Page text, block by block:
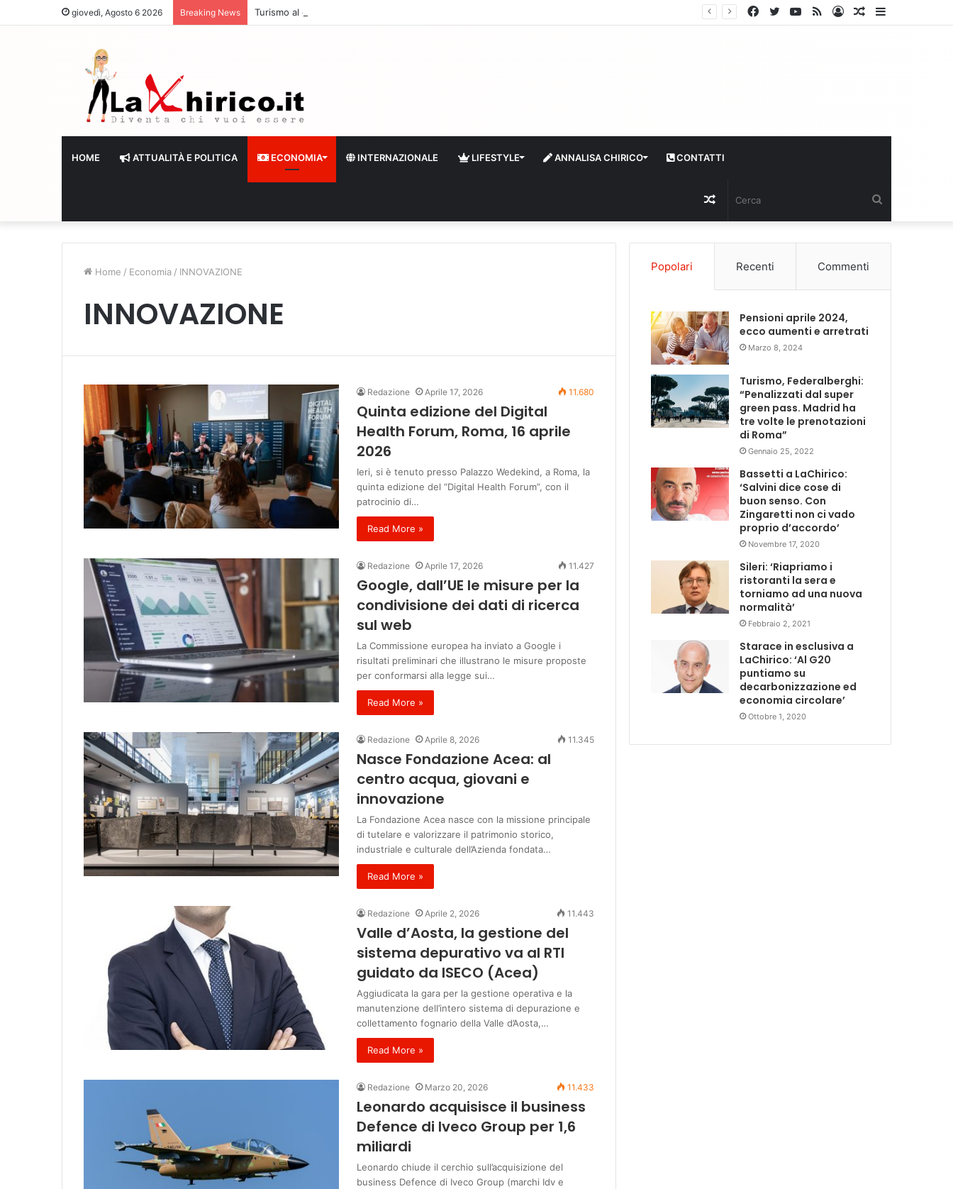
giovedì, Agosto 6 2026 Breaking News Turismo al giro di boa: sempre più stranieri in Riviera
Articolo
Log
RSS
YouTube
Twitter
Facebook
HOME ATTUALITÀ E POLITICA ECONOMIA INTERNAZIONALE LIFESTYLE ANNALISA CHIRICO CONTATTI
Articolo
casuale
Home / Economia / INNOVAZIONE
INNOVAZIONE
Redazione Aprile 17, 2026 11.680
Quinta edizione del Digital
Health Forum, Roma, 16 aprile
2026
Ieri, si è tenuto presso Palazzo Wedekind, a Roma, la
quinta edizione del “Digital Health Forum”, con il
patrocinio di…
Read More »
Redazione Aprile 17, 2026 11.427
Google, dall’UE le misure per la
condivisione dei dati di ricerca
sul web
La Commissione europea ha inviato a Google i
risultati preliminari che illustrano le misure proposte
per conformarsi alla legge sui…
Read More »
Redazione Aprile 8, 2026 11.345
Nasce Fondazione Acea: al
centro acqua, giovani e
innovazione
La Fondazione Acea nasce con la missione principale
di tutelare e valorizzare il patrimonio storico,
industriale e culturale dell’Azienda fondata…
Read More »
Redazione Aprile 2, 2026 11.443
Valle d’Aosta, la gestione del
sistema depurativo va al RTI
guidato da ISECO (Acea)
Aggiudicata la gara per la gestione operativa e la
manutenzione dell’intero sistema di depurazione e
collettamento fognario della Valle d’Aosta,…
Read More »
Redazione Marzo 20, 2026 11.433
Leonardo acquisisce il business
Defence di Iveco Group per 1,6
miliardi
Leonardo chiude il cerchio sull’acquisizione del
business Defence di Iveco Group (marchi Idv e
Popolari Recenti Commenti
Pensioni aprile 2024,
ecco aumenti e arretrati
Marzo 8, 2024
Turismo, Federalberghi:
“Penalizzati dal super
green pass. Madrid ha
tre volte le prenotazioni
di Roma”
Gennaio 25, 2022
Bassetti a LaChirico:
‘Salvini dice cose di
buon senso. Con
Zingaretti non ci vado
proprio d’accordo’
Novembre 17, 2020
Sileri: ‘Riapriamo i
ristoranti la sera e
torniamo ad una nuova
normalità’
Febbraio 2, 2021
Starace in esclusiva a
LaChirico: ‘Al G20
puntiamo su
decarbonizzazione ed
economia circolare’
Ottobre 1, 2020